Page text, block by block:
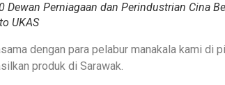
Dewan Perniagaan dan Perindustrian Cina
UKAS
dengan para pelabur manakala kami di
produk di Sarawak.